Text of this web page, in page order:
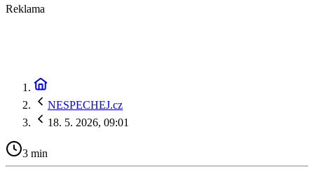
Reklama
NESPECHEJ.cz
18. 5. 2026, 09:01
3 min